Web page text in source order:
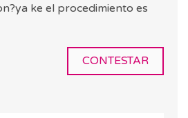
ke el procedimiento es
CONTESTAR